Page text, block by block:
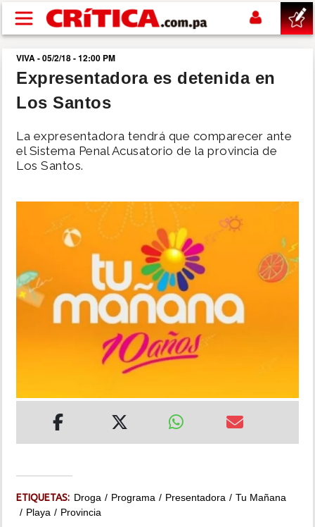
Pasar al contenido principal
buscar
SUCESOS
NACIONAL
MUNDO
IMPRESO
VIVA - 05/2/18 - 12:00 PM
Expresentadora es detenida en
Los Santos
La expresentadora tendrá que comparecer ante
el Sistema Penal Acusatorio de la provincia de
Los Santos.
ETIQUETAS: Droga Programa Presentadora
Tu Mañana
Playa
Provincia